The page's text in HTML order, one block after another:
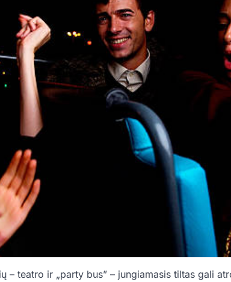
– teatro ir „party bus” – jungiamasis tiltas gali